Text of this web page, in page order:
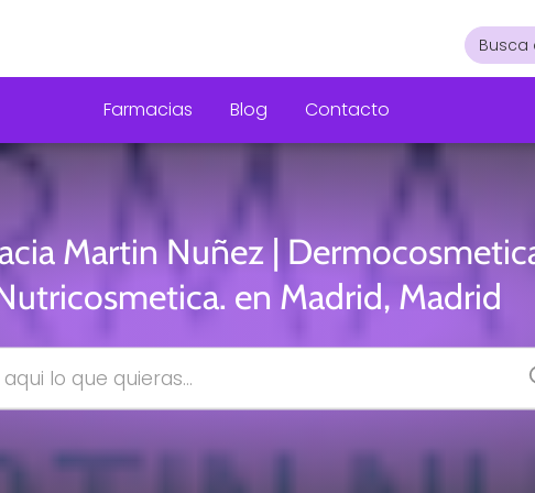
Farmacias Blog Contacto
Martin Nuñez |
en Madrid, Madrid